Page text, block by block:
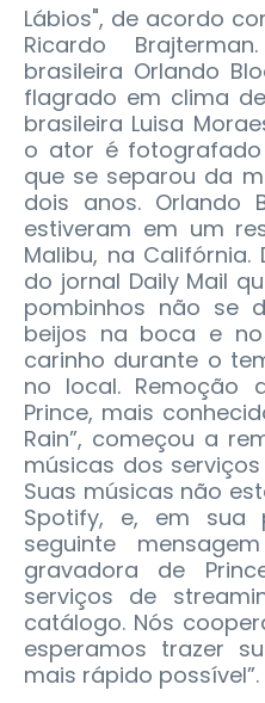
Lábios", de acordo
Ricardo
brasileira Orlando
flagrado em clima
brasileira Luisa
o ator é
que se separou da
dois anos. Orlando
estiveram em um
Malibu, na
do jornal Daily Mail
pombinhos não se
beijos na boca e
carinho durante o
no local. Remoção
Prince, mais
Rain”, começou a
músicas dos
Suas músicas não
Spotify, e, em sua
seguinte
gravadora de
serviços de
catálogo. Nós
esperamos trazer
mais rápido possível”.